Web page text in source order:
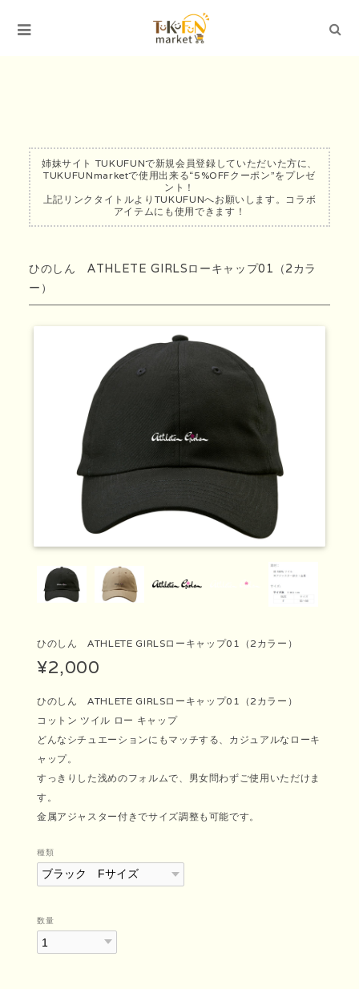
姉妹サイト TUKUFUNで新規会員登録していただいた方に、
TUKUFUNmarketで使用出来る“5%OFFクーポン”をプレゼ
ント！
上記リンクタイトルよりTUKUFUNへお願いします。コラボ
アイテムにも使用できます！
ひのしん ATHLETE GIRLSローキャップ01（2カラ
ー）
ひのしん ATHLETE GIRLSローキャップ01（2カラー）
¥2,000
ひのしん ATHLETE GIRLSローキャップ01（2カラー）
コットン ツイル ロー キャップ
どんなシチュエーションにもマッチする、カジュアルなローキ
ャップ。
すっきりした浅めのフォルムで、男女問わずご使用いただけま
す。
金属アジャスター付きでサイズ調整も可能です。
種類
数量